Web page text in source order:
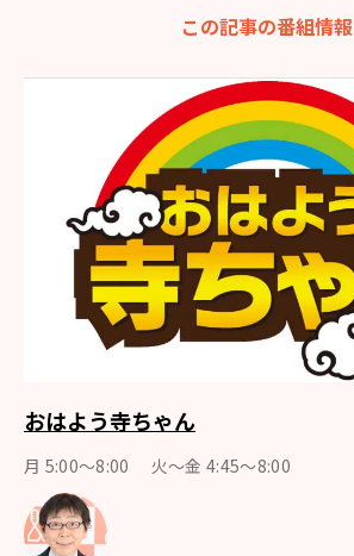
この記事の番組情報
おはよう寺ちゃん
月 5:00～8:00 火～金 4:45～8:00